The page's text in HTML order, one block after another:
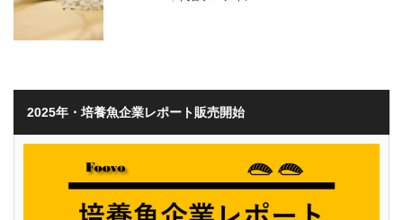
2025年・培養魚企業レポート販売開始